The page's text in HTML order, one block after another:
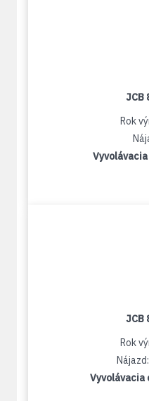
JCB
Rok
JCB
Rok
Vyvolávacia